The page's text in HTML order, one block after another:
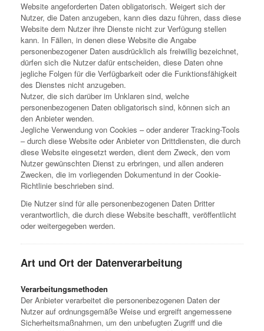
Website angeforderten Daten obligatorisch. Weigert sich der
Nutzer, die Daten anzugeben, kann dies dazu führen, dass diese
Website dem Nutzer ihre Dienste nicht zur Verfügung stellen
kann. In Fällen, in denen diese Website die Angabe
personenbezogener Daten ausdrücklich als freiwillig bezeichnet,
dürfen sich die Nutzer dafür entscheiden, diese Daten ohne
jegliche Folgen für die Verfügbarkeit oder die Funktionsfähigkeit
des Dienstes nicht anzugeben.
Nutzer, die sich darüber im Unklaren sind, welche
personenbezogenen Daten obligatorisch sind, können sich an
den Anbieter wenden.
Jegliche Verwendung von Cookies – oder anderer Tracking-Tools
– durch diese Website oder Anbieter von Drittdiensten, die durch
diese Website eingesetzt werden, dient dem Zweck, den vom
Nutzer gewünschten Dienst zu erbringen, und allen anderen
Zwecken, die im vorliegenden Dokumentund in der Cookie-
Richtlinie beschrieben sind.
Die Nutzer sind für alle personenbezogenen Daten Dritter
verantwortlich, die durch diese Website beschafft, veröffentlicht
oder weitergegeben werden.
Art und Ort der Datenverarbeitung
Verarbeitungsmethoden
Der Anbieter verarbeitet die personenbezogenen Daten der
Nutzer auf ordnungsgemäße Weise und ergreift angemessene
Sicherheitsmaßnahmen, um den unbefugten Zugriff und die